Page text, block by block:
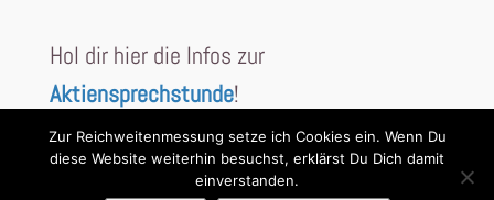
Hol dir hier die Infos zur
Aktiensprechstunde!
Zur Reichweitenmessung setze ich Cookies ein. Wenn Du
diese Website weiterhin besuchst, erklärst Du Dich damit
einverstanden.